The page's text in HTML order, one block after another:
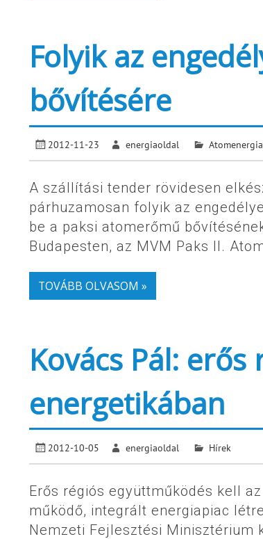
Folyik az
bővítésére
2012-11-23 energiaoldal Atomenergia
A szállítási tender rövidesen
párhuzamosan folyik az
be a paksi atomerőmű
Budapesten, az MVM Paks II.
TOVÁBB OLVASOM »
Kovács Pál:
energetikában
2012-10-05 energiaoldal Hírek
Erős régiós együttműködés kell
működő, integrált energiapiac
Nemzeti Fejlesztési